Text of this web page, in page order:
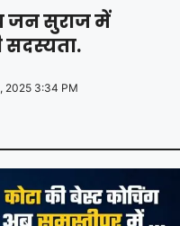
जन सुराज में
सदस्यता.
2025 3:34 PM